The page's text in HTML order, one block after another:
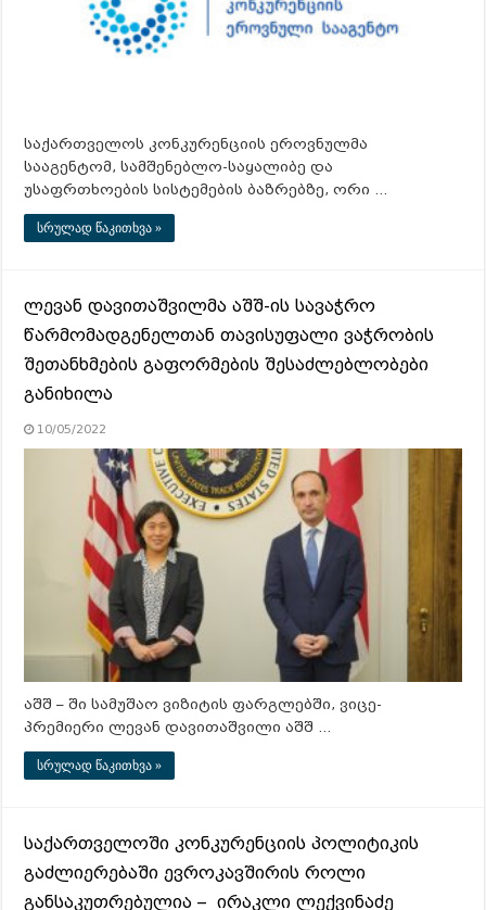
საქართველოს კონკურენციის ეროვნულმა
სააგენტომ, სამშენებლო-საყალიბე და
უსაფრთხოების სისტემების ბაზრებზე, ორი …
სრულად წაკითხვა »
ლევან დავითაშვილმა აშშ-ის სავაჭრო
წარმომადგენელთან თავისუფალი ვაჭრობის
შეთანხმების გაფორმების შესაძლებლობები
განიხილა
10/05/2022
აშშ – ში სამუშაო ვიზიტის ფარგლებში, ვიცე-
პრემიერი ლევან დავითაშვილი აშშ …
სრულად წაკითხვა »
საქართველოში კონკურენციის პოლიტიკის
გაძლიერებაში ევროკავშირის როლი
განსაკუთრებულია – ირაკლი ლექვინაძე